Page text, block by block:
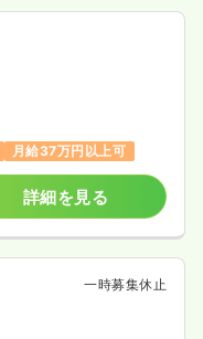
月給37万円以上可
詳細を見る
一時募集休止